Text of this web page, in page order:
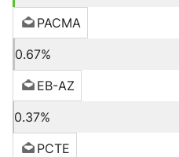
PACMA
0.67%
EB-AZ
0.37%
PCTE